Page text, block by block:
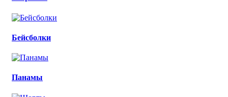
Бейсболки
Панамы